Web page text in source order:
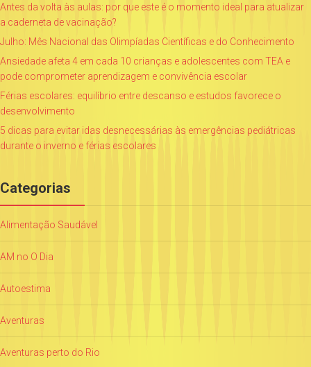
Antes da volta às aulas: por que este é o momento ideal para atualizar
a caderneta de vacinação?
Julho: Mês Nacional das Olimpíadas Científicas e do Conhecimento
Ansiedade afeta 4 em cada 10 crianças e adolescentes com TEA e
pode comprometer aprendizagem e convivência escolar
Férias escolares: equilíbrio entre descanso e estudos favorece o
desenvolvimento
5 dicas para evitar idas desnecessárias às emergências pediátricas
durante o inverno e férias escolares
Categorias
Alimentação Saudável
AM no O Dia
Autoestima
Aventuras
Aventuras perto do Rio